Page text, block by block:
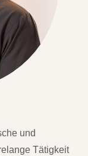
und
Tätigkeit